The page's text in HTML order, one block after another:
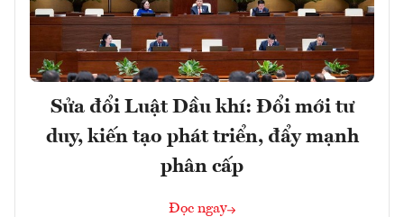
Sửa đổi Luật Dầu khí: Đổi mới tư
duy, kiến tạo phát triển, đẩy mạnh
phân cấp
Đọc ngay